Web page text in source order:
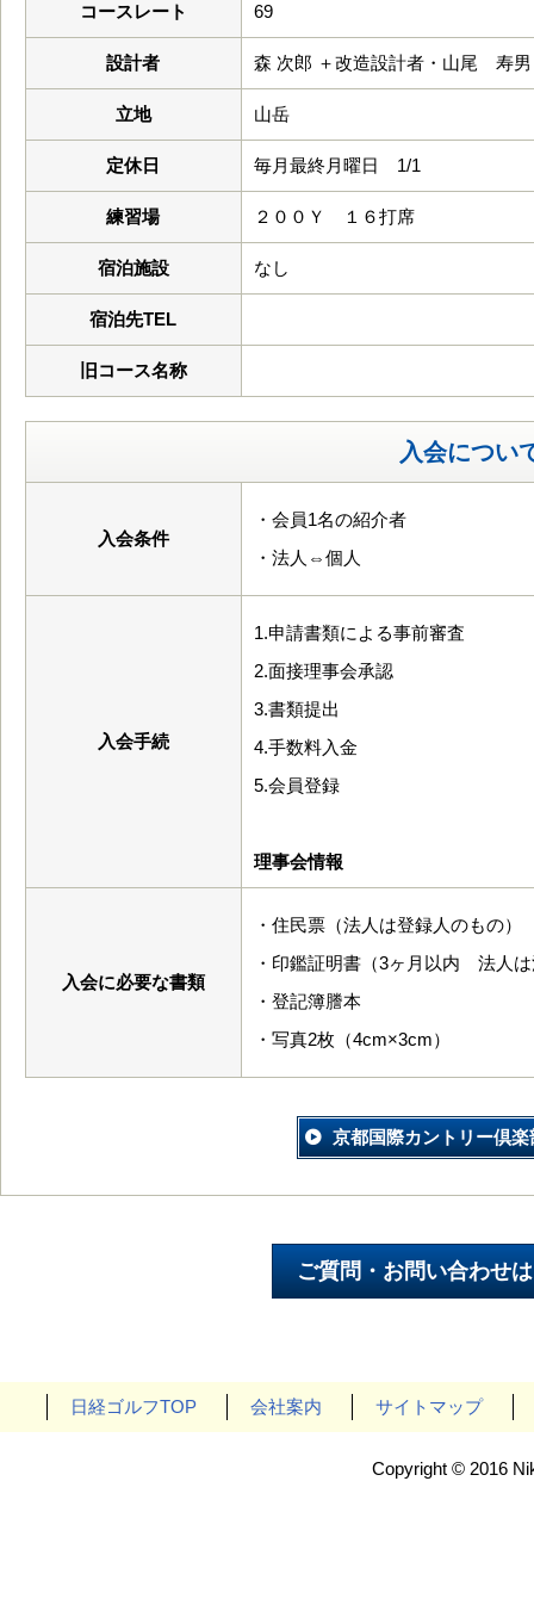
コースレート 69
設計者 森 次郎 ＋改造設計者・山尾 寿男
立地 山岳
定休日 毎月最終月曜日 1/1
練習場 ２００Ｙ １６打席
宿泊施設 なし
宿泊先TEL
旧コース名称
入会につい
入会条件
・会員1名の紹介者
・法人⇔個人
入会手続
1.申請書類による事前審査
2.面接理事会承認
3.書類提出
4.手数料入金
5.会員登録
理事会情報
入会に必要な書類
・住民票（法人は登録人のもの）
・印鑑証明書（3ヶ月以内 法人
・登記簿謄本
・写真2枚（4cm×3cm）
京都国際カントリー倶
日経ゴルフTOP 会社案内 サイトマップ
Copyright © 2016